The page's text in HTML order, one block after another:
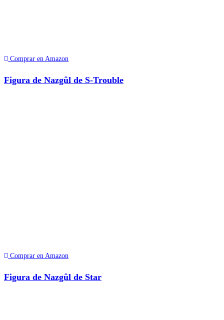
Comprar en Amazon
Figura de Nazgûl de S-Trouble
Comprar en Amazon
Figura de Nazgûl de Star